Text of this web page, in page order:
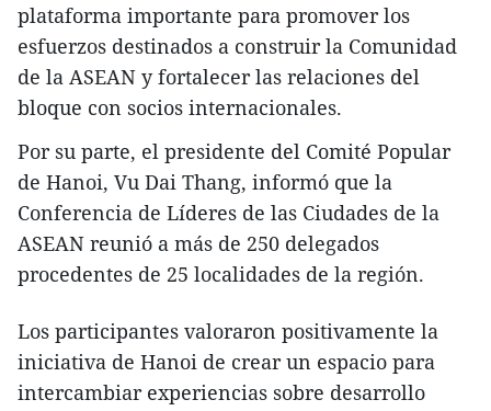
plataforma importante para promover los
esfuerzos destinados a construir la Comunidad
de la ASEAN y fortalecer las relaciones del
bloque con socios internacionales.
Por su parte, el presidente del Comité Popular
de Hanoi, Vu Dai Thang, informó que la
Conferencia de Líderes de las Ciudades de la
ASEAN reunió a más de 250 delegados
procedentes de 25 localidades de la región.
Los participantes valoraron positivamente la
iniciativa de Hanoi de crear un espacio para
intercambiar experiencias sobre desarrollo